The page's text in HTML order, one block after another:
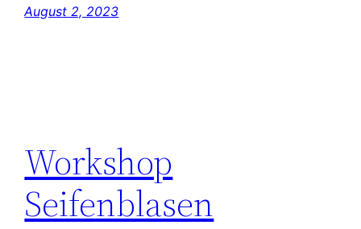
August 2, 2023
Workshop
Seifenblasen